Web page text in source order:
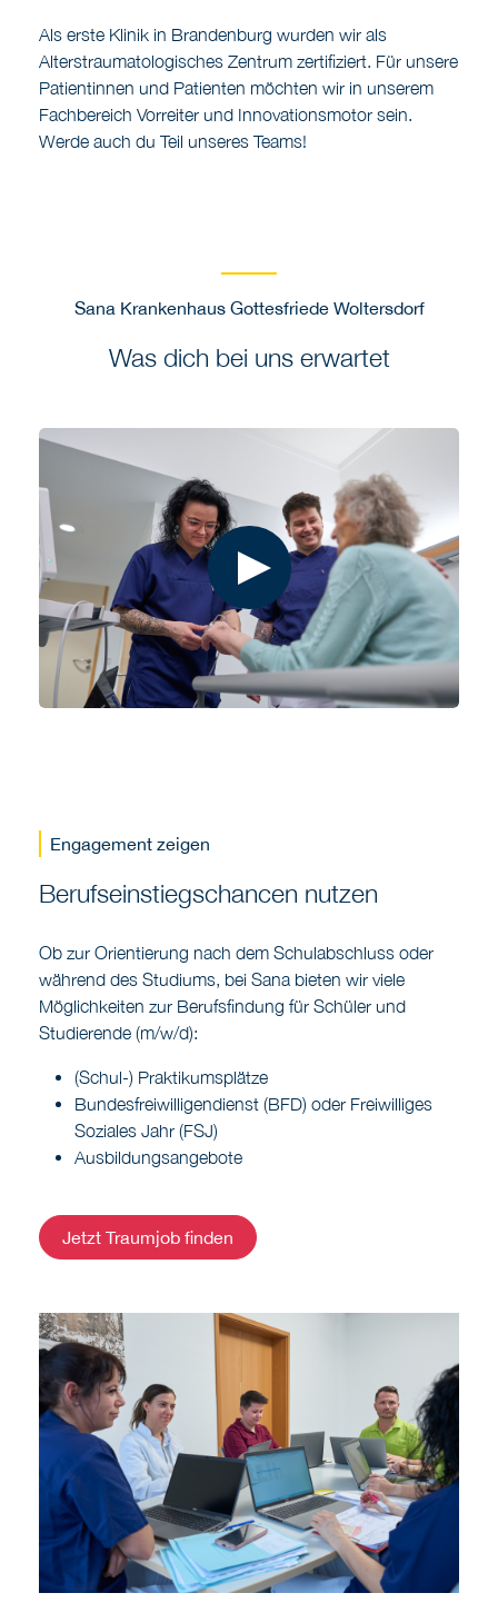
Als erste Klinik in Brandenburg wurden wir als
Alterstraumatologisches Zentrum zertifiziert. Für unsere
Patientinnen und Patienten möchten wir in unserem
Fachbereich Vorreiter und Innovationsmotor sein.
Werde auch du Teil unseres Teams!
Sana Krankenhaus Gottesfriede Woltersdorf
Was dich bei uns erwartet
Engagement zeigen
Berufseinstiegschancen nutzen
Ob zur Orientierung nach dem Schulabschluss oder
während des Studiums, bei Sana bieten wir viele
Möglichkeiten zur Berufsfindung für Schüler und
Studierende (m/w/d):
(Schul-) Praktikumsplätze
Bundesfreiwilligendienst (BFD) oder Freiwilliges
Soziales Jahr (FSJ)
Ausbildungsangebote
Jetzt Traumjob finden